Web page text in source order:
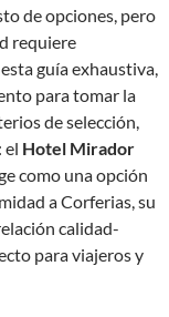
de opciones, pero
requiere
guía exhaustiva,
para tomar la
de selección,
el Hotel Mirador
como una opción
a Corferias, su
calidad-
para viajeros y